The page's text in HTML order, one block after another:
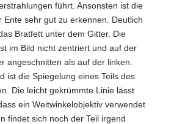
führt. Ansonsten ist die
Ente sehr gut zu erkennen. Deutlich
Bratfett unter dem Gitter. Die
im Bild nicht zentriert und auf der
angeschnitten als auf der linken.
ist die Spiegelung eines Teils des
Die leicht gekrümmte Linie lässt
ein Weitwinkelobjektiv verwendet
findet sich noch der Teil irgend